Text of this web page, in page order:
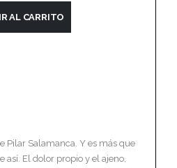
AL CARRITO
Pilar Salamanca. Y es más que
así. El dolor propio y el ajeno,